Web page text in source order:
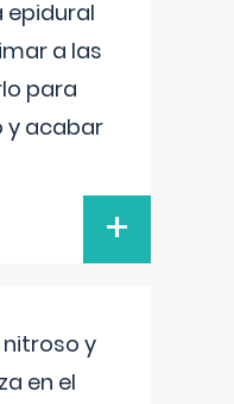
epidural
a las
para
y acabar
+
nitroso y
en el